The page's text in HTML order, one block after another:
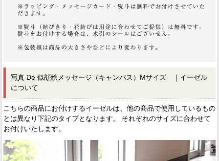
写真 De 似顔絵メッセージ（キャンバス）Mサイズ ｜イーゼル
について
こちらの商品にお付けするイーゼルは、他の商品で使用しているもの
とは異なり下記のタイプとなります。 それぞれのサイズに合わせて
お付けいたします。